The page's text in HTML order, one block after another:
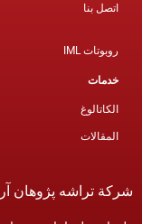
اتصل بنا
روبوتات IML
خدمات
الكاتالوغ
المقالات
تراشه پژوهان آریان